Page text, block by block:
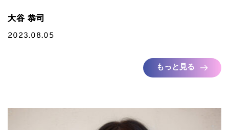
大谷 恭司
2023.08.05
もっと見る